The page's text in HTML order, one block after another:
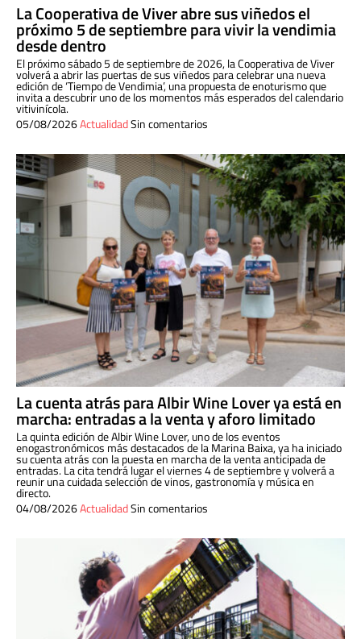
La Cooperativa de Viver abre sus viñedos el
próximo 5 de septiembre para vivir la vendimia
desde dentro
El próximo sábado 5 de septiembre de 2026, la Cooperativa de Viver
volverá a abrir las puertas de sus viñedos para celebrar una nueva
edición de ‘Tiempo de Vendimia’, una propuesta de enoturismo que
invita a descubrir uno de los momentos más esperados del calendario
vitivinícola.
05/08/2026ActualidadSin comentarios
La cuenta atrás para Albir Wine Lover ya está en
marcha: entradas a la venta y aforo limitado
La quinta edición de Albir Wine Lover, uno de los eventos
enogastronómicos más destacados de la Marina Baixa, ya ha iniciado
su cuenta atrás con la puesta en marcha de la venta anticipada de
entradas. La cita tendrá lugar el viernes 4 de septiembre y volverá a
reunir una cuidada selección de vinos, gastronomía y música en
directo.
04/08/2026ActualidadSin comentarios